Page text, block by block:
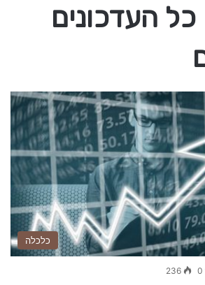
– כל העדכונים
כלכלה
0
236